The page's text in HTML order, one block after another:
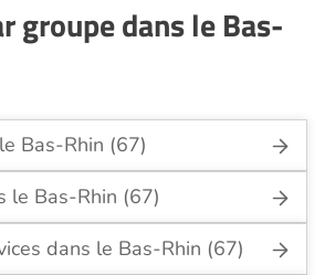
groupe dans le Bas-
Bas-Rhin (67)
le Bas-Rhin (67)
dans le Bas-Rhin (67)